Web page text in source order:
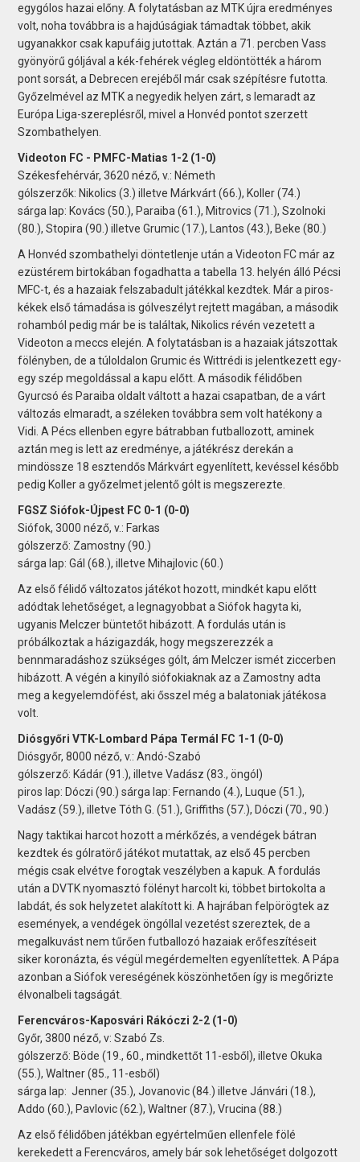
egygólos hazai előny. A folytatásban az MTK újra eredményes
volt, noha továbbra is a hajdúságiak támadtak többet, akik
ugyanakkor csak kapufáig jutottak. Aztán a 71. percben Vass
gyönyörű góljával a kék-fehérek végleg eldöntötték a három
pont sorsát, a Debrecen erejéből már csak szépítésre futotta.
Győzelmével az MTK a negyedik helyen zárt, s lemaradt az
Európa Liga-szereplésről, mivel a Honvéd pontot szerzett
Szombathelyen.
Videoton FC - PMFC-Matias 1-2 (1-0)
Székesfehérvár, 3620 néző, v.: Németh
gólszerzők: Nikolics (3.) illetve Márkvárt (66.), Koller (74.)
sárga lap: Kovács (50.), Paraiba (61.), Mitrovics (71.), Szolnoki
(80.), Stopira (90.) illetve Grumic (17.), Lantos (43.), Beke (80.)
A Honvéd szombathelyi döntetlenje után a Videoton FC már az
ezüstérem birtokában fogadhatta a tabella 13. helyén álló Pécsi
MFC-t, és a hazaiak felszabadult játékkal kezdtek. Már a piros-
kékek első támadása is gólveszélyt rejtett magában, a második
rohamból pedig már be is találtak, Nikolics révén vezetett a
Videoton a meccs elején. A folytatásban is a hazaiak játszottak
fölényben, de a túloldalon Grumic és Wittrédi is jelentkezett egy-
egy szép megoldással a kapu előtt. A második félidőben
Gyurcsó és Paraiba oldalt váltott a hazai csapatban, de a várt
változás elmaradt, a széleken továbbra sem volt hatékony a
Vidi. A Pécs ellenben egyre bátrabban futballozott, aminek
aztán meg is lett az eredménye, a játékrész derekán a
mindössze 18 esztendős Márkvárt egyenlített, kevéssel később
pedig Koller a győzelmet jelentő gólt is megszerezte.
FGSZ Siófok-Újpest FC 0-1 (0-0)
Siófok, 3000 néző, v.: Farkas
gólszerző: Zamostny (90.)
sárga lap: Gál (68.), illetve Mihajlovic (60.)
Az első félidő változatos játékot hozott, mindkét kapu előtt
adódtak lehetőséget, a legnagyobbat a Siófok hagyta ki,
ugyanis Melczer büntetőt hibázott. A fordulás után is
próbálkoztak a házigazdák, hogy megszerezzék a
bennmaradáshoz szükséges gólt, ám Melczer ismét ziccerben
hibázott. A végén a kinyíló siófokiaknak az a Zamostny adta
meg a kegyelemdöfést, aki ősszel még a balatoniak játékosa
volt.
Diósgyőri VTK-Lombard Pápa Termál FC 1-1 (0-0)
Diósgyőr, 8000 néző, v.: Andó-Szabó
gólszerző: Kádár (91.), illetve Vadász (83., öngól)
piros lap: Dóczi (90.) sárga lap: Fernando (4.), Luque (51.),
Vadász (59.), illetve Tóth G. (51.), Griffiths (57.), Dóczi (70., 90.)
Nagy taktikai harcot hozott a mérkőzés, a vendégek bátran
kezdtek és gólratörő játékot mutattak, az első 45 percben
mégis csak elvétve forogtak veszélyben a kapuk. A fordulás
után a DVTK nyomasztó fölényt harcolt ki, többet birtokolta a
labdát, és sok helyzetet alakított ki. A hajrában felpörögtek az
események, a vendégek öngóllal vezetést szereztek, de a
megalkuvást nem tűrően futballozó hazaiak erőfeszítéseit
siker koronázta, és végül megérdemelten egyenlítettek. A Pápa
azonban a Siófok vereségének köszönhetően így is megőrizte
élvonalbeli tagságát.
Ferencváros-Kaposvári Rákóczi 2-2 (1-0)
Győr, 3800 néző, v: Szabó Zs.
gólszerző: Böde (19., 60., mindkettőt 11-esből), illetve Okuka
(55.), Waltner (85., 11-esből)
sárga lap: Jenner (35.), Jovanovic (84.) illetve Jánvári (18.),
Addo (60.), Pavlovic (62.), Waltner (87.), Vrucina (88.)
Az első félidőben játékban egyértelműen ellenfele fölé
kerekedett a Ferencváros, amely bár sok lehetőséget dolgozott